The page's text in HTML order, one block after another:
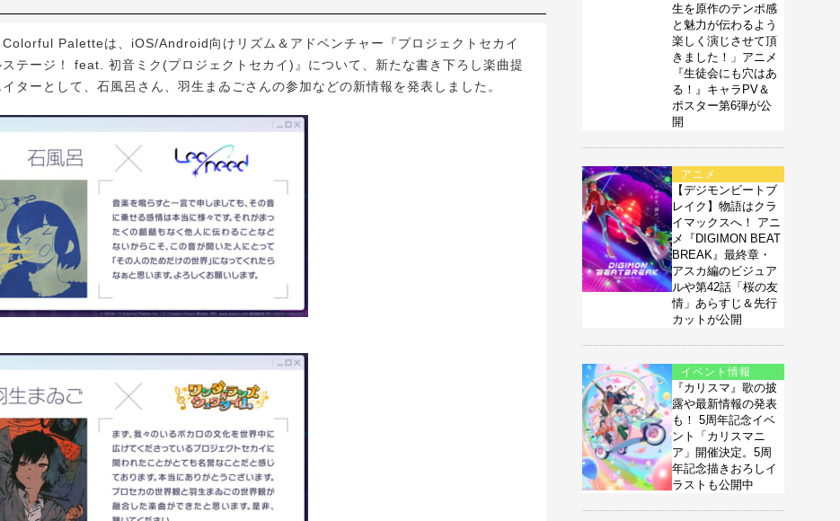
Paletteは、iOS/Android向けリズム＆アドベンチャー『プロジェクトセカイ
ステージ！ feat. 初音ミク(プロジェクトセカイ)』について、新たな書き下ろし楽曲提
ターとして、石風呂さん、羽生まゐごさんの参加などの新情報を発表しました。
生を原作のテンポ感
と魅力が伝わるよう
楽しく演じさせて頂
きました！」アニメ
『生徒会にも穴はあ
る！』キャラPV＆
ポスター第6弾が公
開
アニメ
【デジモンビートブ
レイク】物語はクラ
イマックスへ！ アニ
メ『DIGIMON BEAT
BREAK』最終章・
アスカ編のビジュア
ルや第42話「桜の友
情」あらすじ＆先行
カットが公開
イベント情報
『カリスマ』歌の披
露や最新情報の発表
も！ 5周年記念イベ
ント「カリスマニ
ア」開催決定。5周
年記念描きおろしイ
ラストも公開中